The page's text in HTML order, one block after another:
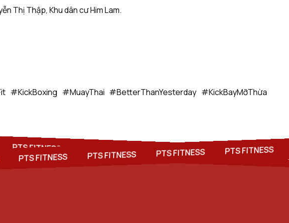
Thị Thập, Khu dân cư Him Lam.
#KickBoxing #MuayThai #BetterThanYesterday #KickBayMỡThừa
PTS FITNESS PTS FITNESS PTS FITNESS PTS FITNESS
PTS FITNESS PTS FITNESS PTS FITNESS PTS FITNESS